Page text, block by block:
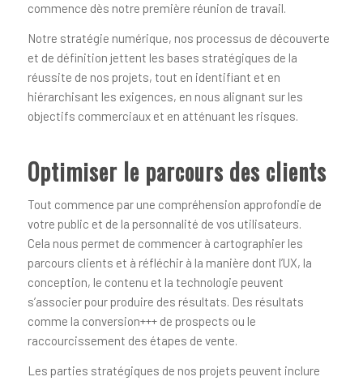
commence dès notre première réunion de travail.
Notre stratégie numérique, nos processus de découverte
et de définition jettent les bases stratégiques de la
réussite de nos projets, tout en identifiant et en
hiérarchisant les exigences, en nous alignant sur les
objectifs commerciaux et en atténuant les risques.
Optimiser le parcours des clients
Tout commence par une compréhension approfondie de
votre public et de la personnalité de vos utilisateurs.
Cela nous permet de commencer à cartographier les
parcours clients et à réfléchir à la manière dont l’UX, la
conception, le contenu et la technologie peuvent
s’associer pour produire des résultats. Des résultats
comme la conversion+++ de prospects ou le
raccourcissement des étapes de vente.
Les parties stratégiques de nos projets peuvent inclure